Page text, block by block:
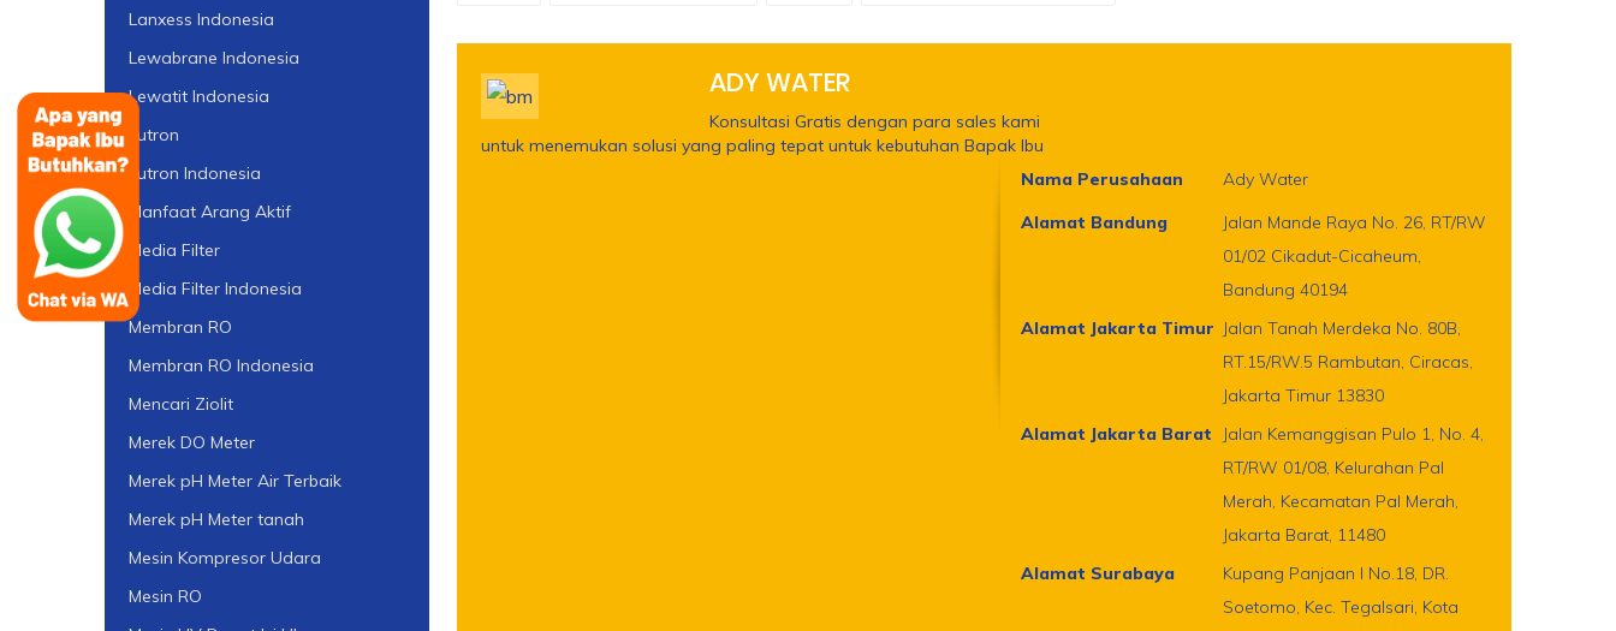
ADY WATER
Konsultasi Gratis dengan para sales kami
untuk menemukan solusi yang paling tepat untuk kebutuhan Bapak Ibu
Nama Perusahaan
Ady Water
Alamat Bandung
Jalan Mande Raya No. 26, RT/RW
01/02 Cikadut-Cicaheum,
Bandung 40194
Alamat Jakarta Timur Jalan Tanah Merdeka No. 80B,
RT.15/RW.5 Rambutan, Ciracas,
Jakarta Timur 13830
Alamat Jakarta Barat
Jalan Kemanggisan Pulo 1, No. 4,
RT/RW 01/08, Kelurahan Pal
Merah, Kecamatan Pal Merah,
Jakarta Barat, 11480
Alamat Surabaya
Kupang Panjaan I No.18, DR.
Soetomo, Kec. Tegalsari, Kota
Lanxess Indonesia
Lewabrane Indonesia
Lewatit Indonesia
Lutron
Lutron Indonesia
Manfaat Arang Aktif
Media Filter
Media Filter Indonesia
Membran RO
Membran RO Indonesia
Mencari Ziolit
Merek DO Meter
Merek pH Meter Air Terbaik
Merek pH Meter tanah
Mesin Kompresor Udara
Mesin RO